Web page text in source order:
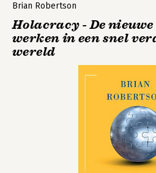
Brian Robertson
Holacracy - De
werken in een snel
wereld